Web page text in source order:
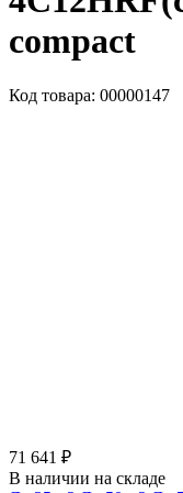
compact
Код товара: 00000147
71 641 ₽
В наличии на складе